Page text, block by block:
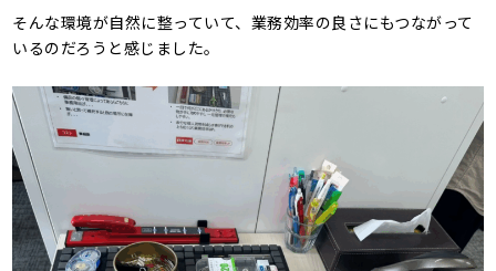
そんな環境が自然に整っていて、業務効率の良さにもつながって
いるのだろうと感じました。